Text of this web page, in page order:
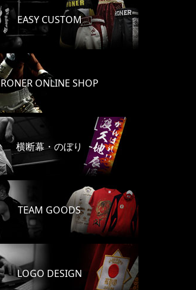
EASY CUSTOM
RONER ONLINE SHOP
横断幕・のぼり
TEAM GOODS
LOGO DESIGN